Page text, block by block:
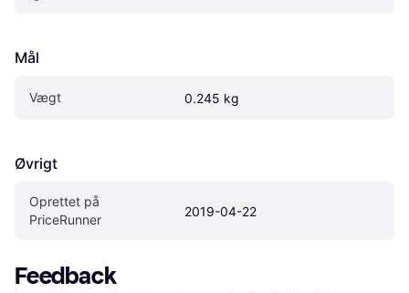
Mål
Vægt 0.245 kg
Øvrigt
Oprettet på
PriceRunner
2019-04-22
Feedback